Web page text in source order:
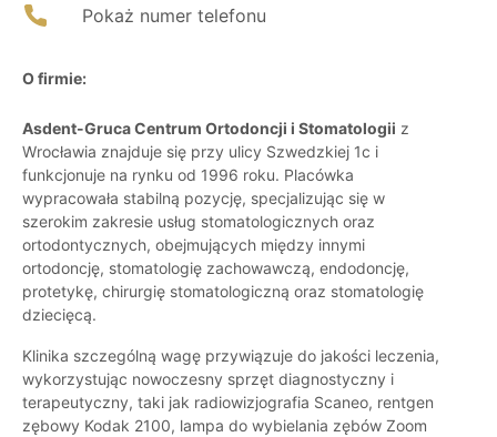
Pokaż numer telefonu
O firmie:
Asdent-Gruca Centrum Ortodoncji i Stomatologii z
Wrocławia znajduje się przy ulicy Szwedzkiej 1c i
funkcjonuje na rynku od 1996 roku. Placówka
wypracowała stabilną pozycję, specjalizując się w
szerokim zakresie usług stomatologicznych oraz
ortodontycznych, obejmujących między innymi
ortodoncję, stomatologię zachowawczą, endodoncję,
protetykę, chirurgię stomatologiczną oraz stomatologię
dziecięcą.
Klinika szczególną wagę przywiązuje do jakości leczenia,
wykorzystując nowoczesny sprzęt diagnostyczny i
terapeutyczny, taki jak radiowizjografia Scaneo, rentgen
zębowy Kodak 2100, lampa do wybielania zębów Zoom